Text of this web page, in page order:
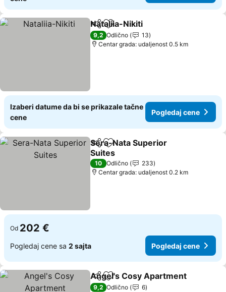
Deli Dodati u favorite
Nataliia-Nikiti
9,2 Odlično
13
Centar grada: udaljenost 0.5 km
Izaberi datume da bi se prikazale tačne
cene
Pogledaj cene
Deli Dodati u favorite
Sera-Nata Superior
Suites
10 Odlično
233
Centar grada: udaljenost 0.2 km
Od 202 €
Pogledaj cene sa 2 sajta Pogledaj cene
Deli Dodati u favorite
Angel's Cosy Apartment
9,2 Odlično
6